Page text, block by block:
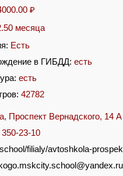
₽
месяца
Есть
в ГИБДД: есть
есть
42782
Проспект Вернадского, 14 А
23-10
filialy/avtoshkola-